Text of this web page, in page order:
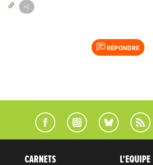
RÉPONDRE
CARNETS L'EQUIPE